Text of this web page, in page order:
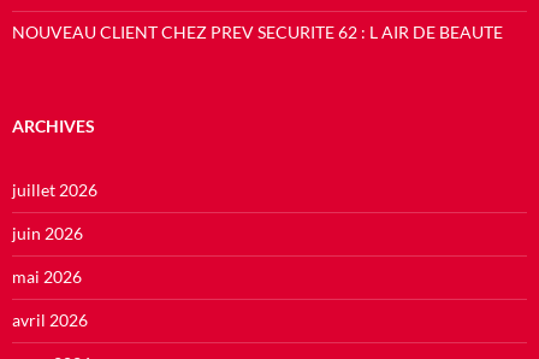
NOUVEAU CLIENT CHEZ PREV SECURITE 62 : L AIR DE BEAUTE
ARCHIVES
juillet 2026
juin 2026
mai 2026
avril 2026